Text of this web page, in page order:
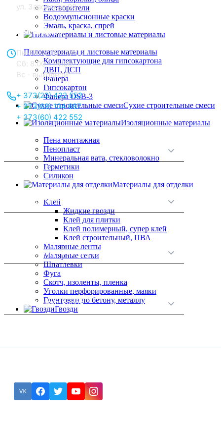
Растворители
Водоэмульсионные краски
Эмаль, краска, спрей
Пиломатериалы и листовые материалы
Комплектующие для гипсокартона
ДВП, ДСП
Фанера
Гипсокартон
Фанера OSB-3
Сухие строительные смеси
Изоляционные материалы
Пена монтажная
Пенопласт
Минеральная вата, стекловолокно
Герметики
Силикон
Материалы для отделки
Клей
Жидкие гвозди
Клей для плитки
Клей полимерный, супер клей
Клей строительный, ПВА
Малярные ленты
Малярные сетки
Шпатлевки
Фуга
Скотч, изоленты, пленка
Уголки перфорированные, маяки
Грунтовки по бетону, металлу
Гвозди
ул. Заводская 90
Отдел продаж:
Пн-Пт: 8:00 - 17:00
Сб: 8:00 - 14:00,
Вс - выходной
+ 373(22) 422 552
+ 373(69) 104 687
+ 373(60) 422 552
Принципы работы
Полезная информация
Категории товаров